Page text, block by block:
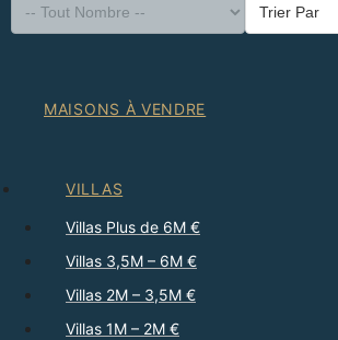
MAISONS À VENDRE
VILLAS
Villas Plus de 6M €
Villas 3,5M – 6M €
Villas 2M – 3,5M €
Villas 1M – 2M €